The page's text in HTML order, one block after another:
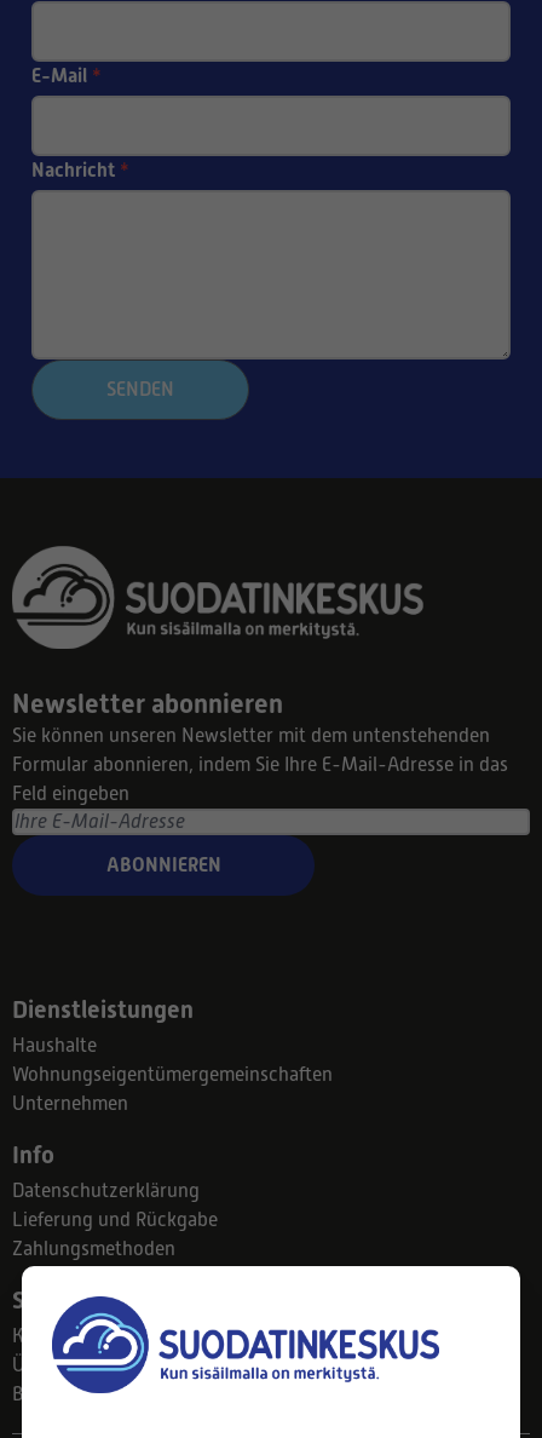
E-Mail *
Nachricht *
SENDEN
Newsletter abonnieren
Sie können unseren Newsletter mit dem untenstehenden
Formular abonnieren, indem Sie Ihre E-Mail-Adresse in das
Feld eingeben
ABONNIEREN
Dienstleistungen
Haushalte
Wohnungseigentümergemeinschaften
Unternehmen
Info
Datenschutzerklärung
Lieferung und Rückgabe
Zahlungsmethoden
Suodatinkeskus
Kontakt
Über uns
Blog